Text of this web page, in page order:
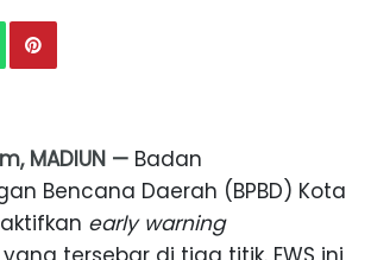
MADIUN — Badan
Bencana Daerah (BPBD) Kota
early warning